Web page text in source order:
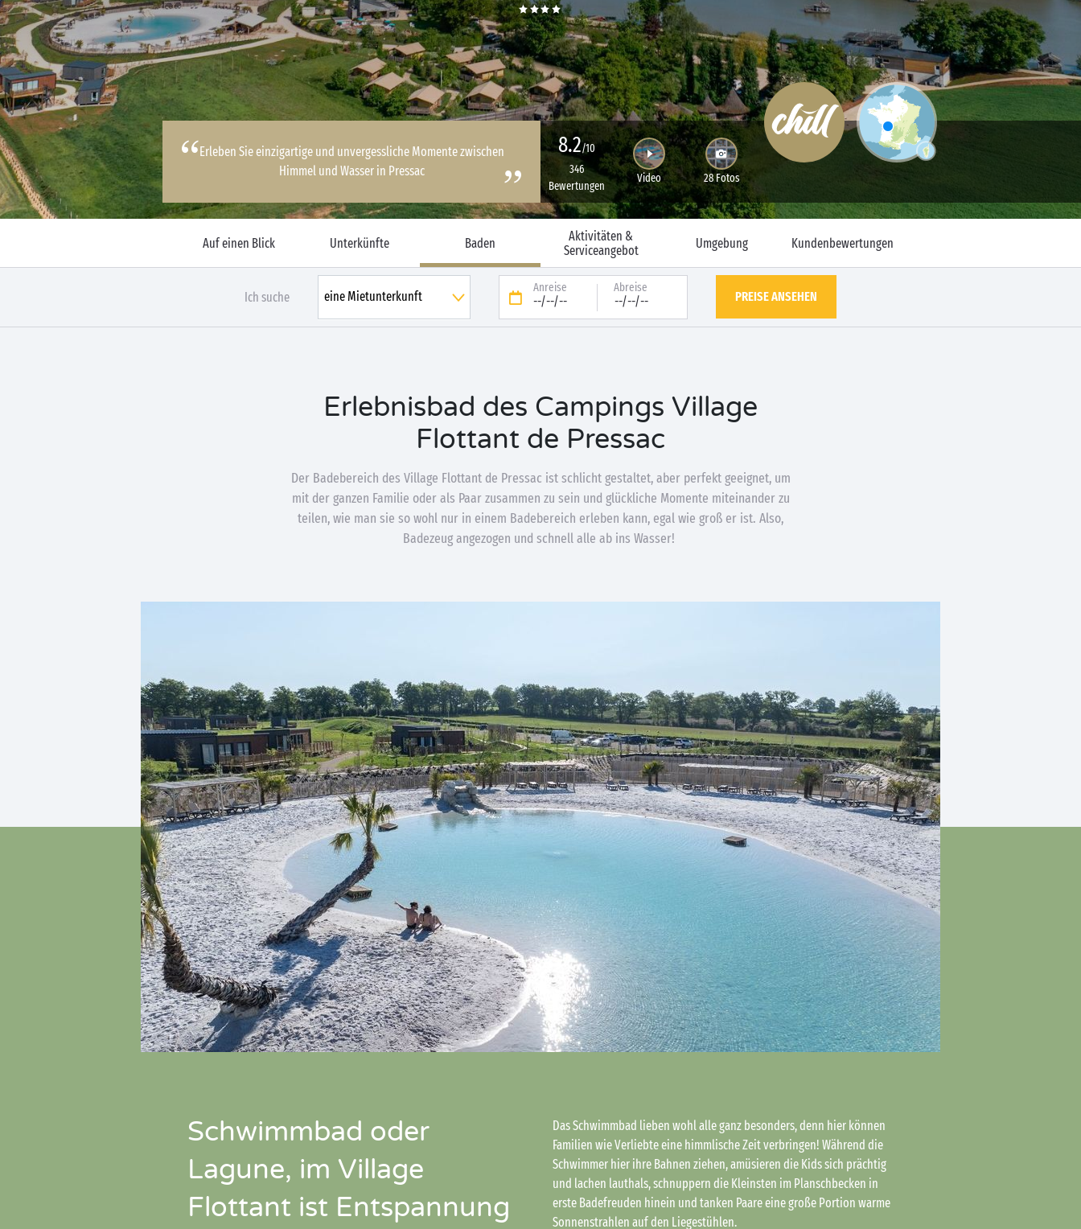
Erleben Sie einzigartige und unvergessliche Momente zwischen
Himmel und Wasser in Pressac
8.2/10
346
Bewertungen
Video 28 Fotos
Auf einen Blick Unterkünfte Baden
Aktivitäten &
Serviceangebot
Umgebung Kundenbewertungen
Ich suche
Anreise
--/--/--
Abreise
--/--/-- PREISE ANSEHEN
Erlebnisbad des Campings Village
Flottant de Pressac
Der Badebereich des Village Flottant de Pressac ist schlicht gestaltet, aber perfekt geeignet, um
mit der ganzen Familie oder als Paar zusammen zu sein und glückliche Momente miteinander zu
teilen, wie man sie so wohl nur in einem Badebereich erleben kann, egal wie groß er ist. Also,
Badezeug angezogen und schnell alle ab ins Wasser!
Schwimmbad oder
Lagune, im Village
Flottant ist Entspannung
Das Schwimmbad lieben wohl alle ganz besonders, denn hier können
Familien wie Verliebte eine himmlische Zeit verbringen! Während die
Schwimmer hier ihre Bahnen ziehen, amüsieren die Kids sich prächtig
und lachen lauthals, schnuppern die Kleinsten im Planschbecken in
erste Badefreuden hinein und tanken Paare eine große Portion warme
Sonnenstrahlen auf den Liegestühlen.